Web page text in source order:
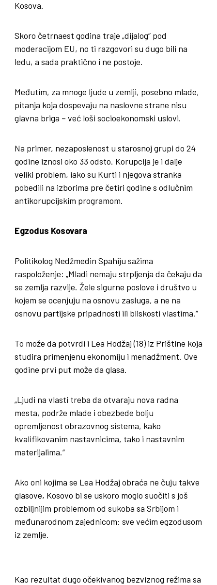
Kosova.
Skoro četrnaest godina traje „dijalog“ pod
moderacijom EU, no ti razgovori su dugo bili na
ledu, a sada praktično i ne postoje.
Međutim, za mnoge ljude u zemlji, posebno mlade,
pitanja koja dospevaju na naslovne strane nisu
glavna briga – već loši socioekonomski uslovi.
Na primer, nezaposlenost u starosnoj grupi do 24
godine iznosi oko 33 odsto. Korupcija je i dalje
veliki problem, iako su Kurti i njegova stranka
pobedili na izborima pre četiri godine s odlučnim
antikorupcijskim programom.
Egzodus Kosovara
Politikolog Nedžmedin Spahiju sažima
raspoloženje: „Mladi nemaju strpljenja da čekaju da
se zemlja razvije. Žele sigurne poslove i društvo u
kojem se ocenjuju na osnovu zasluga, a ne na
osnovu partijske pripadnosti ili bliskosti vlastima.“
To može da potvrdi i Lea Hodžaj (18) iz Prištine koja
studira primenjenu ekonomiju i menadžment. Ove
godine prvi put može da glasa.
„Ljudi na vlasti treba da otvaraju nova radna
mesta, podrže mlade i obezbede bolju
opremljenost obrazovnog sistema, kako
kvalifikovanim nastavnicima, tako i nastavnim
materijalima.“
Ako oni kojima se Lea Hodžaj obraća ne čuju takve
glasove, Kosovo bi se uskoro moglo suočiti s još
ozbiljnijim problemom od sukoba sa Srbijom i
međunarodnom zajednicom: sve većim egzodusom
iz zemlje.
Kao rezultat dugo očekivanog bezviznog režima sa